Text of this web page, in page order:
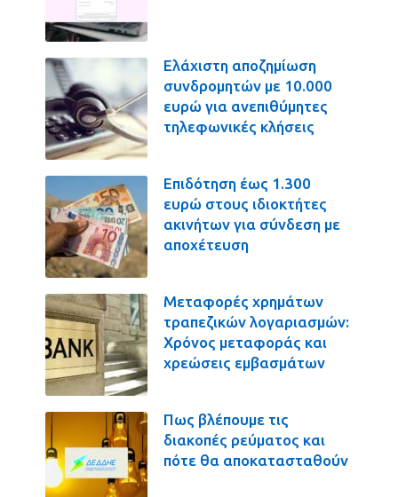
Ελάχιστη αποζημίωση
συνδρομητών με 10.000
ευρώ για ανεπιθύμητες
τηλεφωνικές κλήσεις
Επιδότηση έως 1.300
ευρώ στους ιδιοκτήτες
ακινήτων για σύνδεση με
αποχέτευση
Μεταφορές χρημάτων
τραπεζικών λογαριασμών:
Χρόνος μεταφοράς και
χρεώσεις εμβασμάτων
Πως βλέπουμε τις
διακοπές ρεύματος και
πότε θα αποκατασταθούν